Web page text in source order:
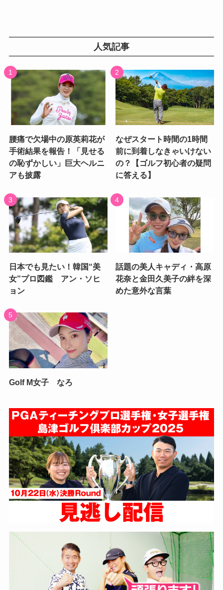
人気記事
腰痛で欠場中の原英莉花が
手術結果を報告！「見せる
の恥ずかしい」巨大ヘルニ
アも披露
なぜスタート時間の1時間
前に到着しなきゃいけない
の？【ゴルフ初心者の疑問
に答える】
日本でも見たい！韓国“美
女”プロ図鑑 アン・ソヒ
ョン
話題の美人キャディ・高原
花奈と金田久美子の絆を深
めた意外な言葉
Golf M女子 なろ